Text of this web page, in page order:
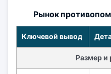
Рынок
Ключевой вывод
Размер и